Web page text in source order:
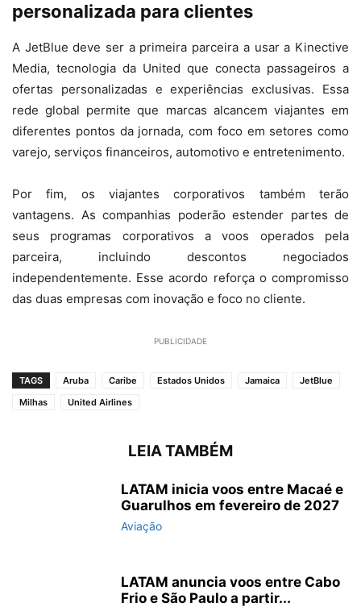
personalizada para clientes
A JetBlue deve ser a primeira parceira a usar a Kinective
Media, tecnologia da United que conecta passageiros a
ofertas personalizadas e experiências exclusivas. Essa
rede global permite que marcas alcancem viajantes em
diferentes pontos da jornada, com foco em setores como
varejo, serviços financeiros, automotivo e entretenimento.
Por fim, os viajantes corporativos também terão
vantagens. As companhias poderão estender partes de
seus programas corporativos a voos operados pela
parceira, incluindo descontos negociados
independentemente. Esse acordo reforça o compromisso
das duas empresas com inovação e foco no cliente.
PUBLICIDADE
TAGS Aruba Caribe Estados Unidos Jamaica
JetBlue
Milhas
United Airlines
LEIA TAMBÉM
LATAM inicia voos entre Macaé e
Guarulhos em fevereiro de 2027
Aviação
LATAM anuncia voos entre Cabo
Frio e São Paulo a partir...